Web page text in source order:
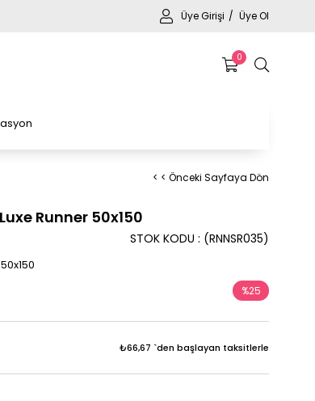
Üye Girişi Üye Ol
0
< < Önceki Sayfaya Dön
Runner 50x150
(RNNSR035)
STOK KODU
%25
₺66,67 `den başlayan taksitlerle